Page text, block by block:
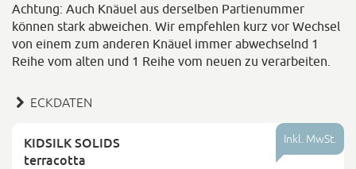
Achtung: Auch Knäuel aus derselben Partienummer
können stark abweichen. Wir empfehlen kurz vor Wechsel
von einem zum anderen Knäuel immer abwechselnd 1
Reihe vom alten und 1 Reihe vom neuen zu verarbeiten.
ECKDATEN
Inkl. MwSt.
KIDSILK SOLIDS
terracotta